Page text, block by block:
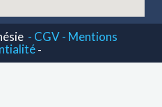
- CGV - Mentions
-